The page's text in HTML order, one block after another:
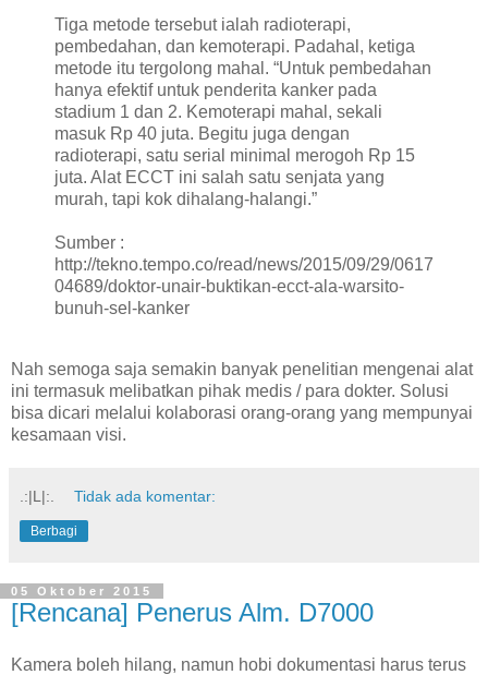
Tiga metode tersebut ialah radioterapi,
pembedahan, dan kemoterapi. Padahal, ketiga
metode itu tergolong mahal. “Untuk pembedahan
hanya efektif untuk penderita kanker pada
stadium 1 dan 2. Kemoterapi mahal, sekali
masuk Rp 40 juta. Begitu juga dengan
radioterapi, satu serial minimal merogoh Rp 15
juta. Alat ECCT ini salah satu senjata yang
murah, tapi kok dihalang-halangi.”
Sumber :
http://tekno.tempo.co/read/news/2015/09/29/0617
04689/doktor-unair-buktikan-ecct-ala-warsito-
bunuh-sel-kanker
Nah semoga saja semakin banyak penelitian mengenai alat
ini termasuk melibatkan pihak medis / para dokter. Solusi
bisa dicari melalui kolaborasi orang-orang yang mempunyai
kesamaan visi.
.:|L|:. Tidak ada komentar:
Berbagi
05 Oktober 2015
[Rencana] Penerus Alm. D7000
Kamera boleh hilang, namun hobi dokumentasi harus terus